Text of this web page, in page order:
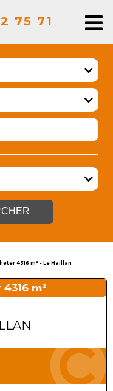
75 71
4316 m² - Le Haillan
m²